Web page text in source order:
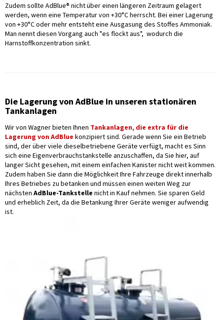
Zudem sollte AdBlue® nicht über einen längeren Zeitraum gelagert
werden, wenn eine Temperatur von +30°C herrscht. Bei einer Lagerung
von +30°C oder mehr entsteht eine Ausgasung des Stoffes Ammoniak.
Man nennt diesen Vorgang auch "es flockt aus", wodurch die
Harnstoffkonzentration sinkt.
Die Lagerung von AdBlue in unseren stationären
Tankanlagen
Wir von Wagner bieten Ihnen Tankanlagen, die extra für die
Lagerung von AdBlue konzipiert sind. Gerade wenn Sie ein Betrieb
sind, der über viele dieselbetriebene Geräte verfügt, macht es Sinn
sich eine Eigenverbrauchstankstelle anzuschaffen, da Sie hier, auf
langer Sicht gesehen, mit einem einfachen Kanister nicht weit kommen.
Zudem haben Sie dann die Möglichkeit Ihre Fahrzeuge direkt innerhalb
Ihres Betriebes zu betanken und müssen einen weiten Weg zur
nächsten AdBlue-Tankstelle nicht in Kauf nehmen. Sie sparen Geld
und erheblich Zeit, da die Betankung Ihrer Geräte weniger aufwendig
ist.